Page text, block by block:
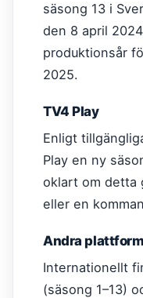
säsong 13 i
den 8 april
produktionsår
2025.
TV4 Play
Enligt
Play en ny
oklart om detta
eller en
Andra
Internationellt
(säsong 1–13)